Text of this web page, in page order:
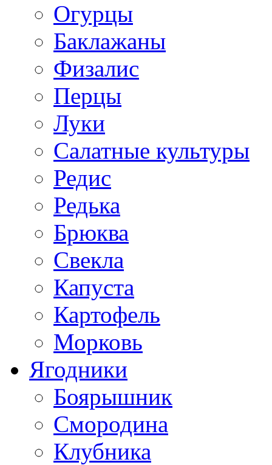
Огурцы
Баклажаны
Физалис
Перцы
Луки
Салатные культуры
Редис
Редька
Брюква
Свекла
Капуста
Картофель
Морковь
Ягодники
Боярышник
Смородина
Клубника